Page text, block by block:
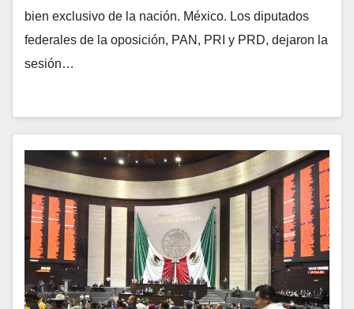
bien exclusivo de la nación. México. Los diputados
federales de la oposición, PAN, PRI y PRD, dejaron la
sesión…